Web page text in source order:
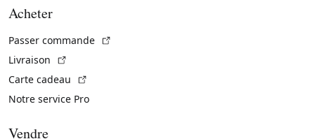
Acheter
Passer commande
Livraison
Carte cadeau
Notre service Pro
Vendre